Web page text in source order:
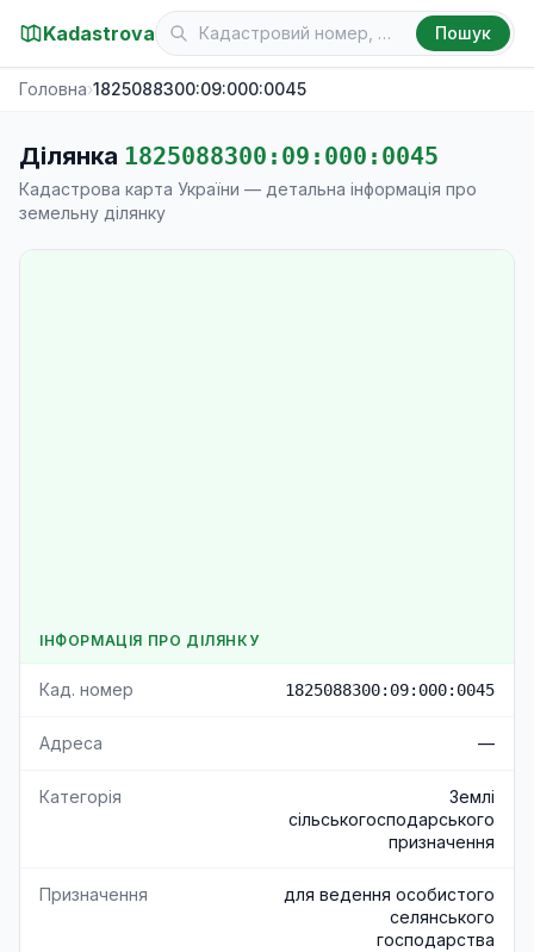
Kadastrova Пошук
Головна›1825088300:09:000:0045
Ділянка 1825088300:09:000:0045
Кадастрова карта України — детальна інформація про
земельну ділянку
ІНФОРМАЦІЯ ПРО ДІЛЯНКУ
Кад. номер 1825088300:09:000:0045
Адреса —
Категорія
Землі
сільськогосподарського
призначення
Призначення
для ведення особистого
селянського
господарства